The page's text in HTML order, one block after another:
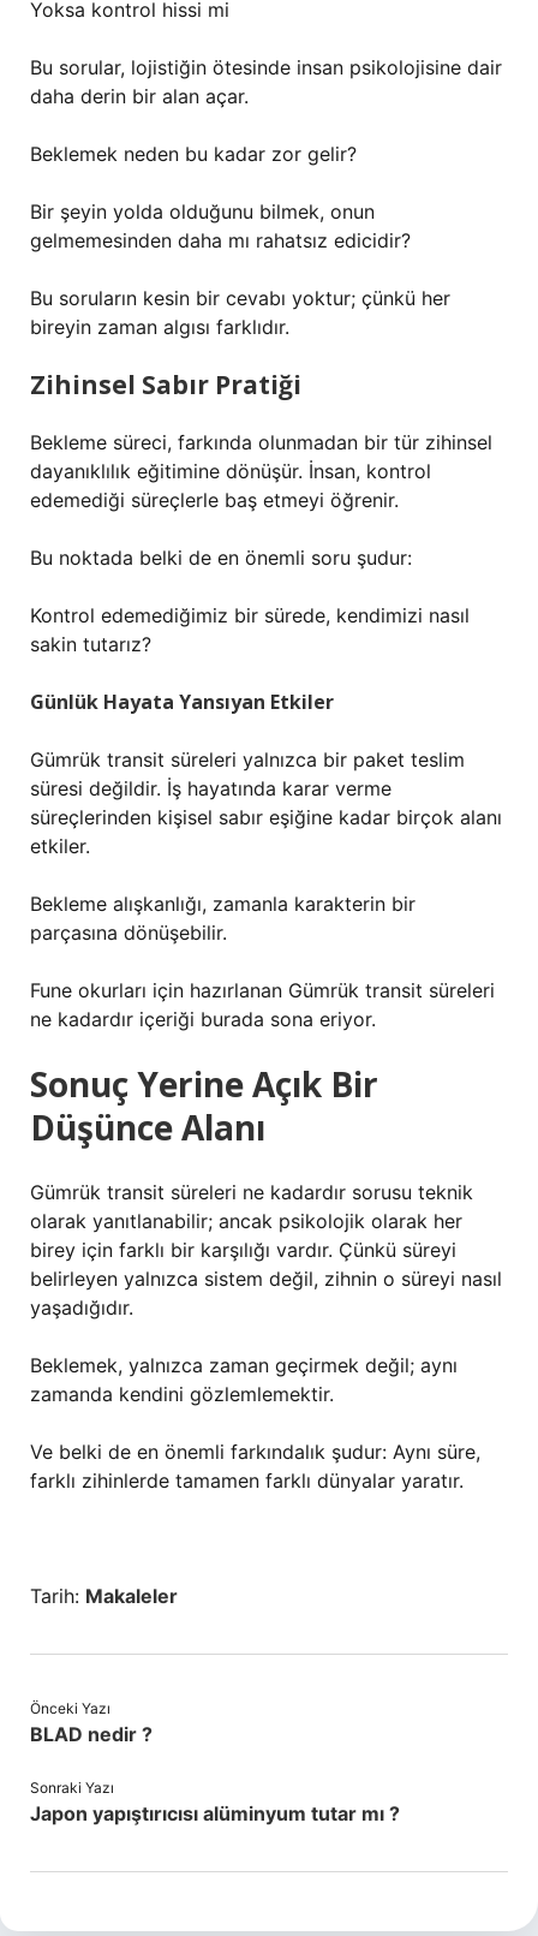
Yoksa kontrol hissi mi
Bu sorular, lojistiğin ötesinde insan psikolojisine dair
daha derin bir alan açar.
Beklemek neden bu kadar zor gelir?
Bir şeyin yolda olduğunu bilmek, onun
gelmemesinden daha mı rahatsız edicidir?
Bu soruların kesin bir cevabı yoktur; çünkü her
bireyin zaman algısı farklıdır.
Zihinsel Sabır Pratiği
Bekleme süreci, farkında olunmadan bir tür zihinsel
dayanıklılık eğitimine dönüşür. İnsan, kontrol
edemediği süreçlerle baş etmeyi öğrenir.
Bu noktada belki de en önemli soru şudur:
Kontrol edemediğimiz bir sürede, kendimizi nasıl
sakin tutarız?
Günlük Hayata Yansıyan Etkiler
Gümrük transit süreleri yalnızca bir paket teslim
süresi değildir. İş hayatında karar verme
süreçlerinden kişisel sabır eşiğine kadar birçok alanı
etkiler.
Bekleme alışkanlığı, zamanla karakterin bir
parçasına dönüşebilir.
Fune okurları için hazırlanan Gümrük transit süreleri
ne kadardır içeriği burada sona eriyor.
Sonuç Yerine Açık Bir
Düşünce Alanı
Gümrük transit süreleri ne kadardır sorusu teknik
olarak yanıtlanabilir; ancak psikolojik olarak her
birey için farklı bir karşılığı vardır. Çünkü süreyi
belirleyen yalnızca sistem değil, zihnin o süreyi nasıl
yaşadığıdır.
Beklemek, yalnızca zaman geçirmek değil; aynı
zamanda kendini gözlemlemektir.
Ve belki de en önemli farkındalık şudur: Aynı süre,
farklı zihinlerde tamamen farklı dünyalar yaratır.
Tarih: Makaleler
Önceki Yazı
BLAD nedir ?
Sonraki Yazı
Japon yapıştırıcısı alüminyum tutar mı ?